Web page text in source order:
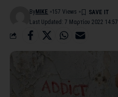
Last Updated: 7 Μαρτίου 2022 14:57
By MIKE 157 Views